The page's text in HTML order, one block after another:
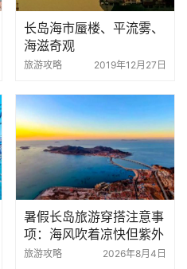
长岛海市蜃楼、平流雾、
海滋奇观
旅游攻略 2019年12月27日
暑假长岛旅游穿搭注意事
项：海风吹着凉快但紫外
线狠，这几种衣服带对了
旅游攻略 2026年8月4日